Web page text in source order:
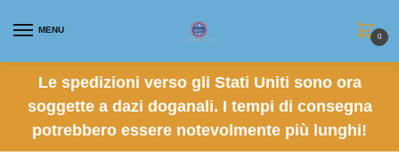
MENU
0
Le spedizioni verso gli Stati Uniti sono ora
soggette a dazi doganali. I tempi di consegna
potrebbero essere notevolmente più lunghi!